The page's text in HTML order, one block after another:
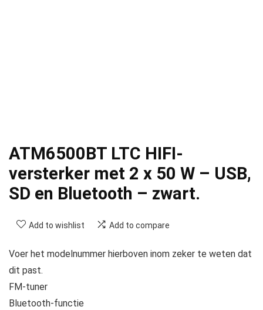
ATM6500BT LTC HIFI-
versterker met 2 x 50 W – USB,
SD en Bluetooth – zwart.
Add to wishlist Add to compare
Voer het modelnummer hierboven inom zeker te weten dat
dit past.
FM-tuner
Bluetooth-functie